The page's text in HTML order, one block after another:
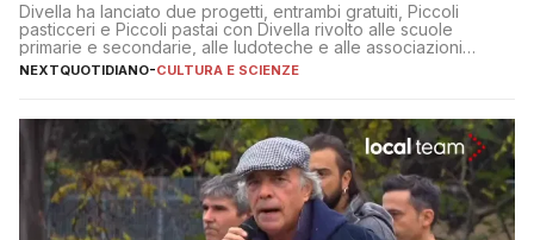
Divella ha lanciato due progetti, entrambi gratuiti, Piccoli
pasticceri e Piccoli pastai con Divella rivolto alle scuole
primarie e secondarie, alle ludoteche e alle associazioni
pugliesi che si occupano di bambini con ADHD
NEXTQUOTIDIANO-CULTURA E SCIENZE